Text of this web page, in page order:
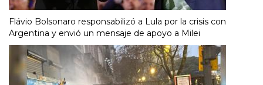
Flávio Bolsonaro responsabilizó a Lula por la crisis con
Argentina y envió un mensaje de apoyo a Milei